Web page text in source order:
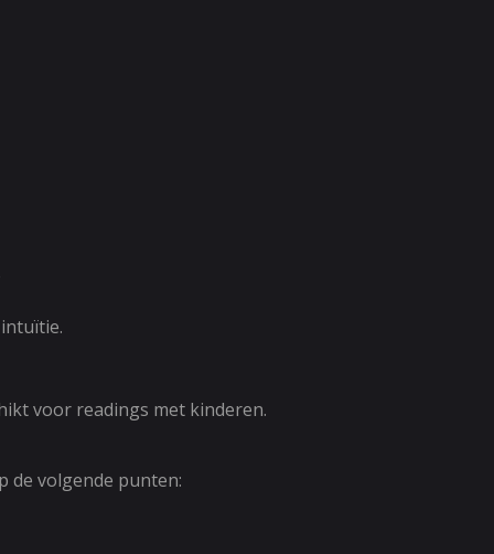
voor readings met kinderen.
de volgende punten: